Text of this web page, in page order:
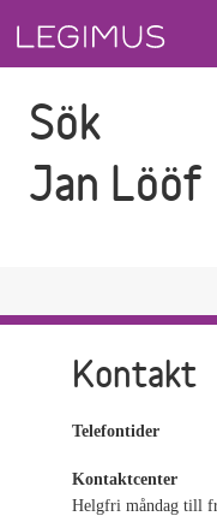
Sök
Jan Lööf
Kontakt
Telefontider
Kontaktcenter
Helgfri måndag till